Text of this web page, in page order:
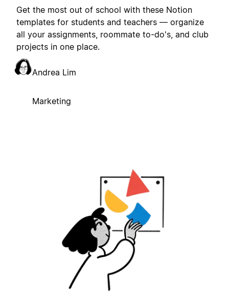
Get the most out of school with these Notion
templates for students and teachers — organize
all your assignments, roommate to-do's, and club
projects in one place.
Andrea Lim
Marketing